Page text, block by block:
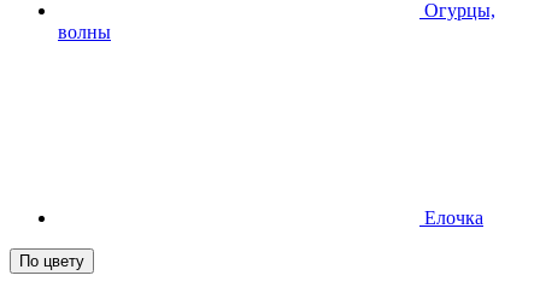
Огурцы,
волны
Елочка
По цвету